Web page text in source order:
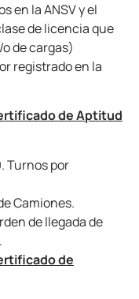
en la ANSV y el
de licencia que
de cargas)
registrado en la
de Aptitud
Turnos por
Camiones.
de llegada de
de